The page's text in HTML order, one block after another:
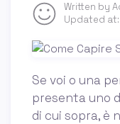
Written by
Updated at:
Se voi o una
presenta uno
di cui sopra, è